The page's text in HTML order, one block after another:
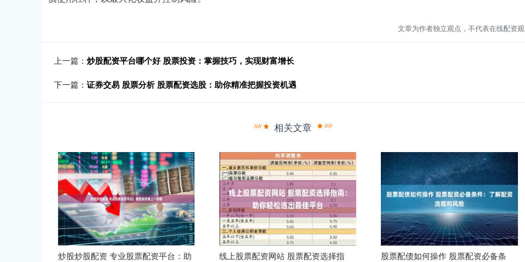
文章为作者独立观点，不代表在线配资
上一篇： 炒股配资平台哪个好 股票投资：掌握技巧，实现财富增长
下一篇： 证券交易 股票分析 股票配资选股：助你精准把握投资机遇
相关文章
炒股炒股配资 专业股票配资平台：助
线上股票配资网站 股票配资选择指
股票配债如何操作 股票配资必备条